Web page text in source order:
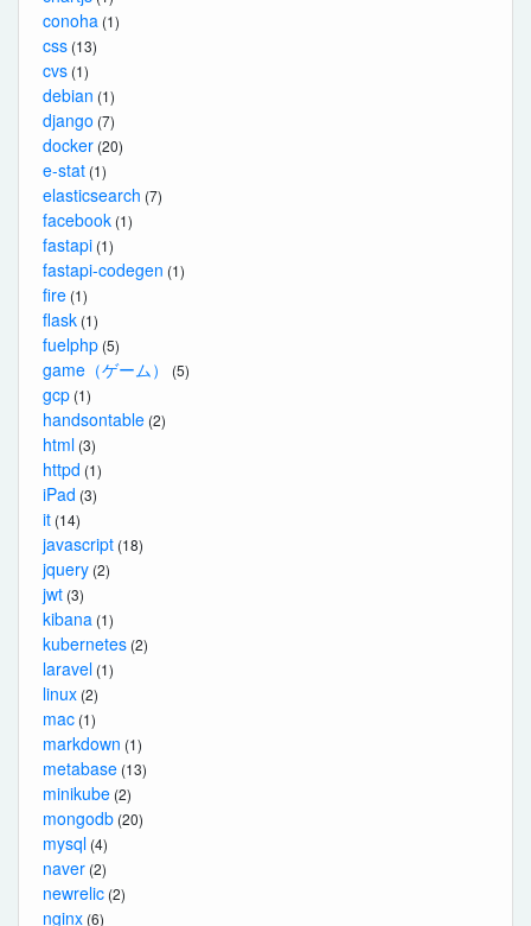
conoha (1)
css (13)
cvs (1)
debian (1)
django (7)
docker (20)
e-stat (1)
elasticsearch (7)
facebook (1)
fastapi (1)
fastapi-codegen (1)
fire (1)
flask (1)
fuelphp (5)
game（ゲーム） (5)
gcp (1)
handsontable (2)
html (3)
httpd (1)
iPad (3)
it (14)
javascript (18)
jquery (2)
jwt (3)
kibana (1)
kubernetes (2)
laravel (1)
linux (2)
mac (1)
markdown (1)
metabase (13)
minikube (2)
mongodb (20)
mysql (4)
naver (2)
newrelic (2)
nginx (6)